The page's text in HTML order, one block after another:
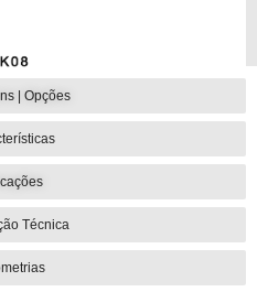
CURIA
retilínea, conjuga a
elegância com a
PDF
| Opções
Técnica